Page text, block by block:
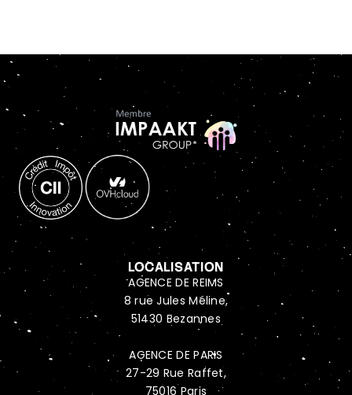
LOCALISATION
AGENCE DE REIMS
8 rue Jules Méline,
51430 Bezannes
AGENCE DE PARIS
27-29 Rue Raffet,
75016 Paris